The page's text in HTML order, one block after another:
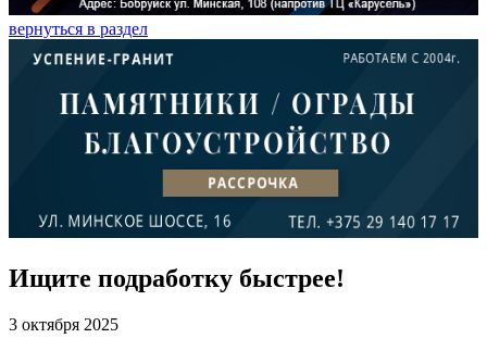
вернуться в раздел
Ищите подработку быстрее!
3 октября 2025